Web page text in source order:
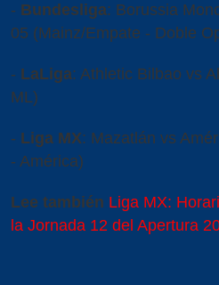
- Bundesliga: Borussia
05 (Mainz/Empate - Doble
- LaLiga: Athletic Bilbao vs
ML)
- Liga MX: Mazatlán vs
- América)
Lee también Liga MX:
la Jornada 12 del Apertura